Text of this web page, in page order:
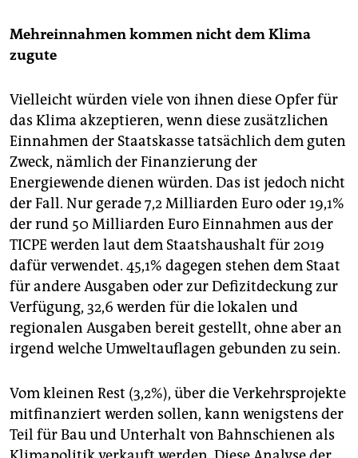
Mehreinnahmen kommen nicht dem Klima
zugute
Vielleicht würden viele von ihnen diese Opfer für
das Klima akzeptieren, wenn diese zusätzlichen
Einnahmen der Staatskasse tatsächlich dem guten
Zweck, nämlich der Finanzierung der
Energiewende dienen würden. Das ist jedoch nicht
der Fall. Nur gerade 7,2 Milliarden Euro oder 19,1%
der rund 50 Milliarden Euro Einnahmen aus der
TICPE werden laut dem Staatshaushalt für 2019
dafür verwendet. 45,1% dagegen stehen dem Staat
für andere Ausgaben oder zur Defizitdeckung zur
Verfügung, 32,6 werden für die lokalen und
regionalen Ausgaben bereit gestellt, ohne aber an
irgend welche Umweltauflagen gebunden zu sein.
Vom kleinen Rest (3,2%), über die Verkehrsprojekte
mitfinanziert werden sollen, kann wenigstens der
Teil für Bau und Unterhalt von Bahnschienen als